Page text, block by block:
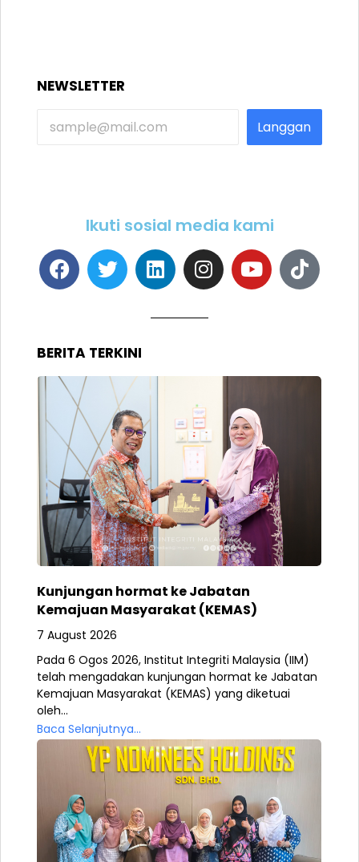
NEWSLETTER
Langgan
Ikuti sosial media kami
BERITA TERKINI
Kunjungan hormat ke Jabatan
Kemajuan Masyarakat (KEMAS)
7 August 2026
Pada 6 Ogos 2026, Institut Integriti Malaysia (IIM)
telah mengadakan kunjungan hormat ke Jabatan
Kemajuan Masyarakat (KEMAS) yang diketuai
oleh...
Baca Selanjutnya...